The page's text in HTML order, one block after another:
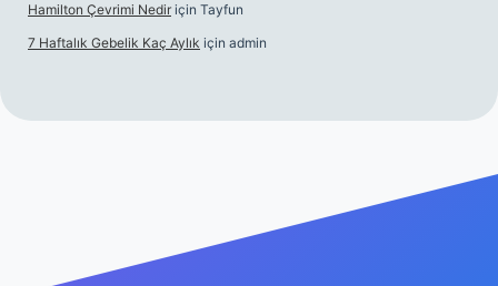
Hamilton Çevrimi Nedir için Tayfun
7 Haftalık Gebelik Kaç Aylık için admin